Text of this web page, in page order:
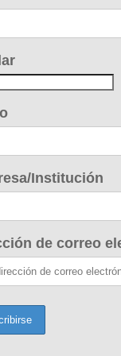
Institución
de correo